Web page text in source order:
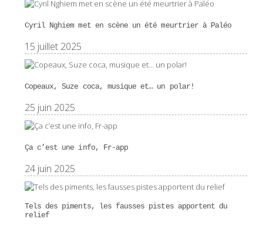
Cyril Nghiem met en scène un été meurtrier à Paléo
15 juillet 2025
Copeaux, Suze coca, musique et… un polar!
25 juin 2025
Ça c’est une info, Fr-app
24 juin 2025
Tels des piments, les fausses pistes apportent du
relief